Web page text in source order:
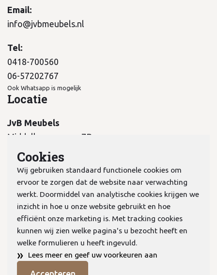
Email:
info@jvbmeubels.nl
Tel:
0418-700560
06-57202767
Ook Whatsapp is mogelijk
Locatie
JvB Meubels
Middelkampseweg 7B
5311 PC Gameren
KvK:70978298
Privacyverklaring
Algemene voorwaarden
Cookies
Wij gebruiken standaard functionele cookies om
ervoor te zorgen dat de website naar verwachting
werkt. Doormiddel van analytische cookies krijgen we
inzicht in hoe u onze website gebruikt en hoe
efficiënt onze marketing is. Met tracking cookies
kunnen wij zien welke pagina's u bezocht heeft en
welke formulieren u heeft ingevuld.
» Lees meer en geef uw voorkeuren aan